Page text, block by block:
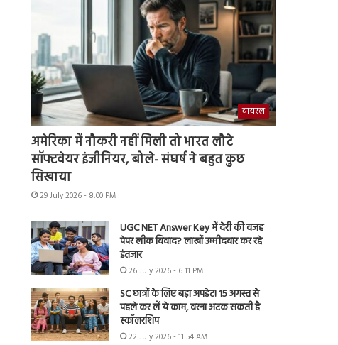
वायरल
अमेरिका में नौकरी नहीं मिली तो भारत लौटे
सॉफ्टवेयर इंजीनियर, बोले- संघर्ष ने बहुत कुछ
सिखाया
29 July 2026 - 8:00 PM
UGC NET Answer Key में देरी की वजह
पेपर लीक विवाद? लाखों उम्मीदवार कर रहे
इंतजार
26 July 2026 - 6:11 PM
SC छात्रों के लिए बड़ा अपडेट! 15 अगस्त से
पहले कर लें ये काम, वरना अटक सकती है
स्कॉलरशिप
22 July 2026 - 11:54 AM